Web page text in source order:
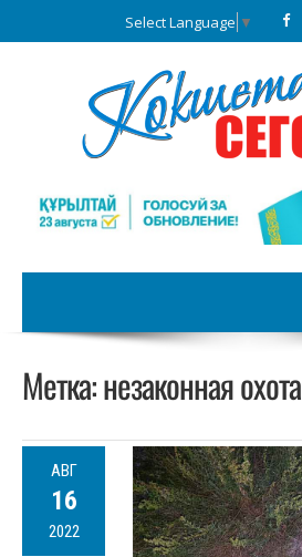
Select Language ▼
Метка:незаконная охота
АВГ
16
2022